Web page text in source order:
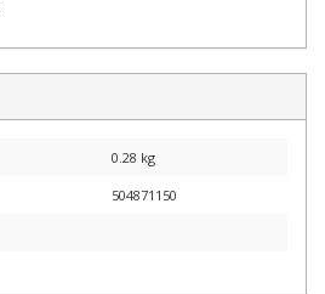
0.28 kg
504871150